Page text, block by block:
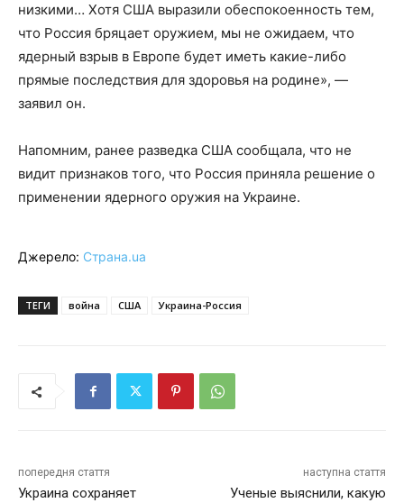
низкими… Хотя США выразили обеспокоенность тем,
что Россия бряцает оружием, мы не ожидаем, что
ядерный взрыв в Европе будет иметь какие-либо
прямые последствия для здоровья на родине», —
заявил он.
Напомним, ранее разведка США сообщала, что не
видит признаков того, что Россия приняла решение о
применении ядерного оружия на Украине.
Джерело: Страна.ua
ТЕГИ война США Украина-Россия
попередня стаття
Украина сохраняет
наступна стаття
Ученые выяснили, какую